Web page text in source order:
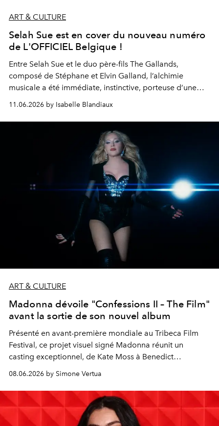
ART & CULTURE
Selah Sue est en cover du nouveau numéro
de L'OFFICIEL Belgique !
Entre Selah Sue et le duo père-fils The Gallands,
composé de Stéphane et Elvin Galland, l’alchimie
musicale a été immédiate, instinctive, porteuse d’une
vie sur scène à son album très groovy,
moment intense et vibratoire.
11.06.2026 by Isabelle Blandiaux
ART & CULTURE
Madonna dévoile "Confessions II – The Film"
avant la sortie de son nouvel album
Présenté en avant-première mondiale au Tribeca Film
Festival, ce projet visuel signé Madonna réunit un
casting exceptionnel, de Kate Moss à Benedict
Lourdes Leon.
08.06.2026 by Simone Vertua